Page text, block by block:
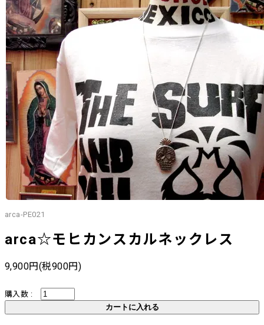
arca-PE021
arca☆モヒカンスカルネックレス
9,900円(税900円)
購入数 :